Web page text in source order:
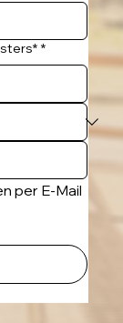
*
per E-Mail